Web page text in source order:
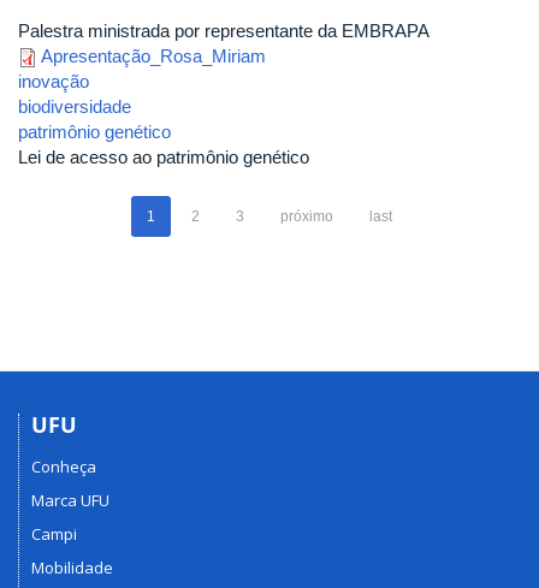
Palestra ministrada por representante da EMBRAPA
Apresentação_Rosa_Miriam
inovação
biodiversidade
patrimônio genético
Lei de acesso ao patrimônio genético
1 2 3 próximo last
UFU
Conheça
Marca UFU
Campi
Mobilidade